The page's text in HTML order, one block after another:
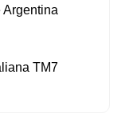
Argentina
TM7